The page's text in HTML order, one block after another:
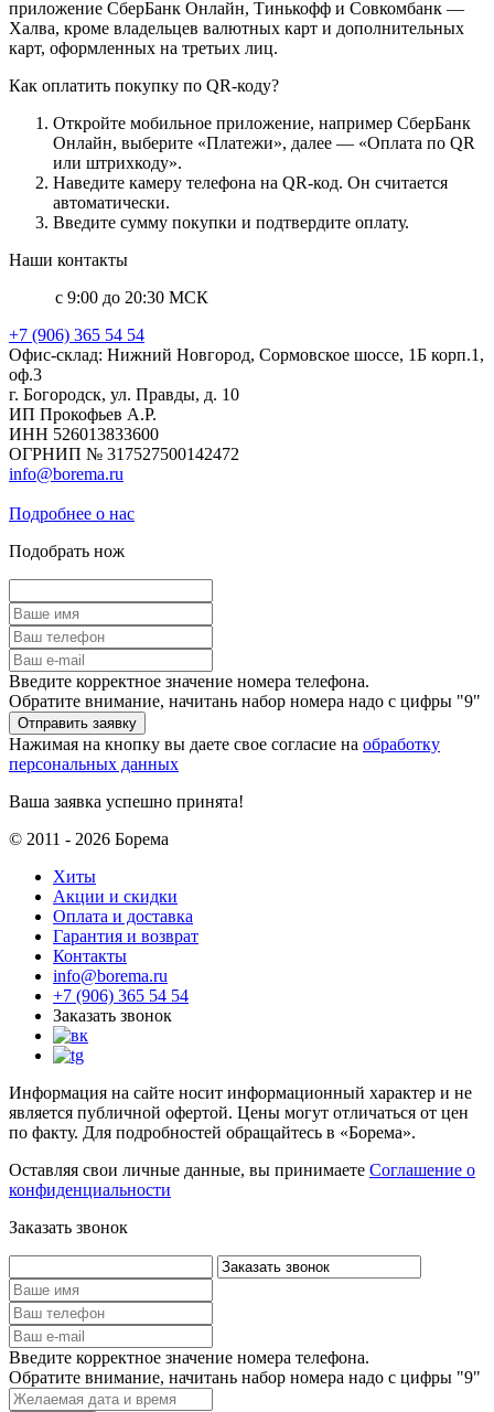
приложение СберБанк Онлайн, Тинькофф и Совкомбанк —
Халва, кроме владельцев валютных карт и дополнительных
карт, оформленных на третьих лиц.
Как оплатить покупку по QR-коду?
Откройте мобильное приложение, например СберБанк
Онлайн, выберите «Платежи», далее — «Оплата по QR
или штрихкоду».
Наведите камеру телефона на QR-код. Он считается
автоматически.
Введите сумму покупки и подтвердите оплату.
Наши контакты
с 9:00 до 20:30 МСК
+7 (906) 365 54 54
Офис-склад: Нижний Новгород, Сормовское шоссе, 1Б корп.1,
оф.3
г. Богородск, ул. Правды, д. 10
ИП Прокофьев А.Р.
ИНН 526013833600
ОГРНИП № 317527500142472
info@borema.ru
Подробнее о нас
Подобрать нож
Введите корректное значение номера телефона.
Обратите внимание, начитань набор номера надо с цифры "9"
Нажимая на кнопку вы даете свое согласие на обработку
персональных данных
Ваша заявка успешно принята!
© 2011 - 2026 Борема
Хиты
Акции и скидки
Оплата и доставка
Гарантия и возврат
Контакты
info@borema.ru
+7 (906) 365 54 54
Заказать звонок
Информация на сайте носит информационный характер и не
является публичной офертой. Цены могут отличаться от цен
по факту. Для подробностей обращайтесь в «Борема».
Оставляя свои личные данные, вы принимаете Соглашение о
конфиденциальности
Заказать звонок
Введите корректное значение номера телефона.
Обратите внимание, начитань набор номера надо с цифры "9"